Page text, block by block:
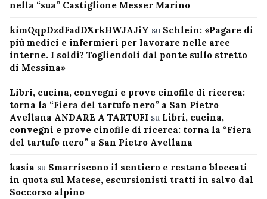
nella “sua” Castiglione Messer Marino
kimQqpDzdFadDXrkHWJAJiY su Schlein: «Pagare di
più medici e infermieri per lavorare nelle aree
interne. I soldi? Togliendoli dal ponte sullo stretto
di Messina»
Libri, cucina, convegni e prove cinofile di ricerca:
torna la “Fiera del tartufo nero” a San Pietro
Avellana ANDARE A TARTUFI su Libri, cucina,
convegni e prove cinofile di ricerca: torna la “Fiera
del tartufo nero” a San Pietro Avellana
kasia su Smarriscono il sentiero e restano bloccati
in quota sul Matese, escursionisti tratti in salvo dal
Soccorso alpino